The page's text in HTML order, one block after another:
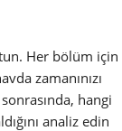
Her bölüm için
zamanınızı
hangi
analiz edin